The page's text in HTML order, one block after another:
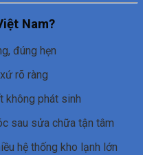
Nam?
đúng hẹn
rõ ràng
không phát sinh
sau sửa chữa tận tâm
hệ thống kho lạnh lớn